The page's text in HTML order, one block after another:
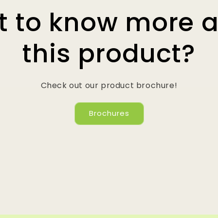
to know more
this product?
Check out our product brochure!
Brochures